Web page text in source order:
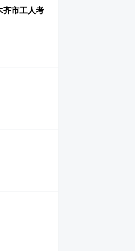
齐市工人考